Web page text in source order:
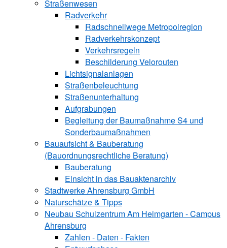
Straßenwesen
Radverkehr
Radschnellwege Metropolregion
Radverkehrskonzept
Verkehrsregeln
Beschilderung Velorouten
Lichtsignalanlagen
Straßenbeleuchtung
Straßenunterhaltung
Aufgrabungen
Begleitung der Baumaßnahme S4 und
Sonderbaumaßnahmen
Bauaufsicht & ­Bauberatung
(Bauordnungsrechtliche Beratung)
Bauberatung
Einsicht in das Bauaktenarchiv
Stadtwerke ­Ahrensburg GmbH
Naturschätze & Tipps
Neubau Schulzentrum Am Heimgarten - Campus
Ahrensburg
Zahlen - Daten - Fakten